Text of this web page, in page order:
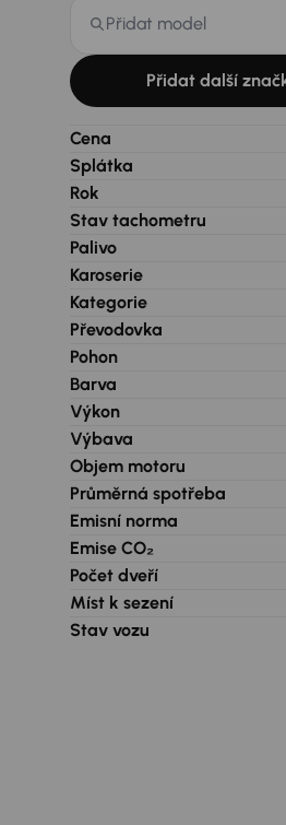
Přidat model
Přidat další
Cena
Splátka
Rok
Stav tachometru
Palivo
Karoserie
Kategorie
Převodovka
Pohon
Barva
Výkon
Výbava
Objem motoru
Průměrná spotřeba
Emisní norma
Emise CO₂
Počet dveří
Míst k sezení
Stav vozu